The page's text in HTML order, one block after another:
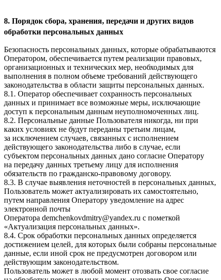
8. Порядок сбора, хранения, передачи и других видов
обработки персональных данных
Безопасность персональных данных, которые обрабатываются
Оператором, обеспечивается путем реализации правовых,
организационных и технических мер, необходимых для
выполнения в полном объеме требований действующего
законодательства в области защиты персональных данных.
8.1. Оператор обеспечивает сохранность персональных
данных и принимает все возможные меры, исключающие
доступ к персональным данным неуполномоченных лиц.
8.2. Персональные данные Пользователя никогда, ни при
каких условиях не будут переданы третьим лицам,
за исключением случаев, связанных с исполнением
действующего законодательства либо в случае, если
субъектом персональных данных дано согласие Оператору
на передачу данных третьему лицу для исполнения
обязательств по гражданско-правовому договору.
8.3. В случае выявления неточностей в персональных данных,
Пользователь может актуализировать их самостоятельно,
путем направления Оператору уведомление на адрес
электронной почты
Оператора demchenkovdmitry@yandex.ru с пометкой
«Актуализация персональных данных».
8.4. Срок обработки персональных данных определяется
достижением целей, для которых были собраны персональные
данные, если иной срок не предусмотрен договором или
действующим законодательством.
Пользователь может в любой момент отозвать свое согласие